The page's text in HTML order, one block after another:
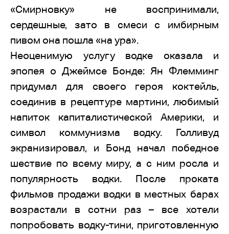
«Смирновку» не воспринимали,
сердешные, зато в смеси с имбирным
пивом она пошла «на ура».
Неоценимую услугу водке оказала и
эпопея о Джеймсе Бонде: Ян Флемминг
придумал для своего героя коктейль,
соединив в рецептуре мартини, любимый
напиток капиталистической Америки, и
символ коммунизма водку. Голливуд
экранизировал, и Бонд начал победное
шествие по всему миру, а с ним росла и
популярность водки. После проката
фильмов продажи водки в местных барах
возрастали в сотни раз – все хотели
попробовать водку-тини, приготовленную